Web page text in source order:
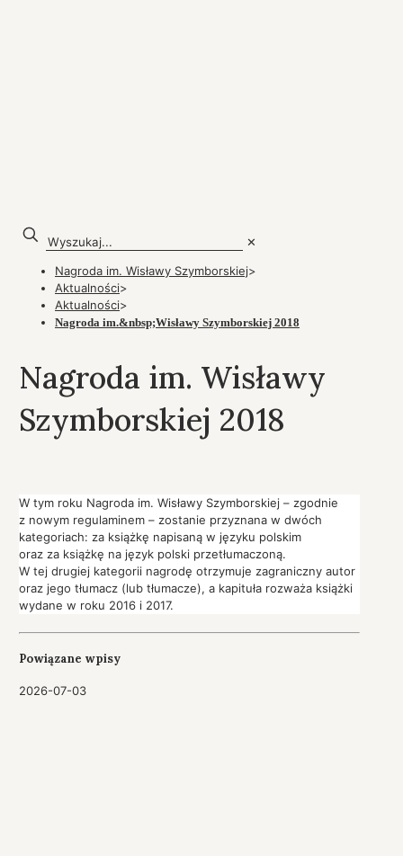
✕
Nagroda im. Wisławy Szymborskiej>
Aktualności>
Aktualności>
Nagroda im.&nbsp;Wisławy Szymborskiej 2018
Nagroda im. Wisławy
Szymborskiej 2018
W tym roku Nagroda im. Wisławy Szymborskiej – zgodnie
z nowym regulaminem – zostanie przyznana w dwóch
kategoriach: za książkę napisaną w języku polskim
oraz za książkę na język polski przetłumaczoną.
W tej drugiej kategorii nagrodę otrzymuje zagraniczny autor
oraz jego tłumacz (lub tłumacze), a kapituła rozważa książki
wydane w roku 2016 i 2017.
Powiązane wpisy
2026-07-03